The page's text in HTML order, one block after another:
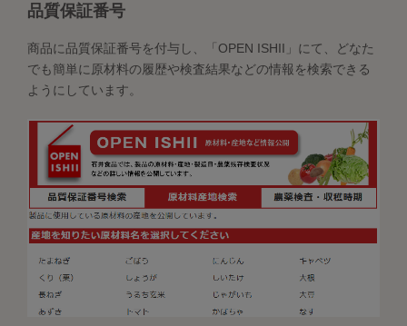
品質保証番号
商品に品質保証番号を付与し、「OPEN ISHII」にて、どなた
でも簡単に原材料の履歴や検査結果などの情報を検索できる
ようにしています。